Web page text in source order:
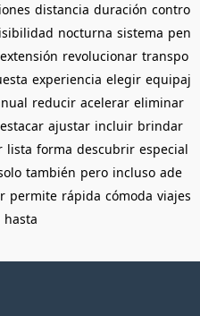
distancia duración contro
nocturna sistema pen
extensión revolucionar transpo
experiencia elegir equipaj
reducir acelerar eliminar
ajustar incluir brindar
lista forma descubrir especial
también pero incluso ade
permite rápida cómoda viajes
hasta